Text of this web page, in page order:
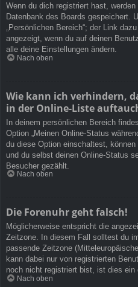
Wenn du dich registriert hast,
Datenbank des Boards gespeichert.
„Persönlichen Bereich“; der Link
angezeigt, wenn du auf deinen
alle deine Einstellungen ändern.
Nach oben
Wie kann ich verhindern,
in der Online-Liste
In deinem persönlichen Bereich
Option „Meinen Online-Status
du diese Option einschaltest,
und du selbst deinen Online-Status
Besucher gezählt.
Nach oben
Die Forenuhr geht falsch!
Möglicherweise entspricht die
Zeitzone. In diesem Fall solltest du
passende Zeitzone
kann dabei nur von registrierten
noch nicht registriert bist, ist dies
Nach oben